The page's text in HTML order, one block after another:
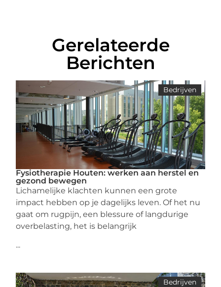
Gerelateerde
Berichten
Bedrijven
Fysiotherapie Houten: werken aan herstel en
gezond bewegen
Lichamelijke klachten kunnen een grote
impact hebben op je dagelijks leven. Of het nu
gaat om rugpijn, een blessure of langdurige
overbelasting, het is belangrijk
...
Bedrijven